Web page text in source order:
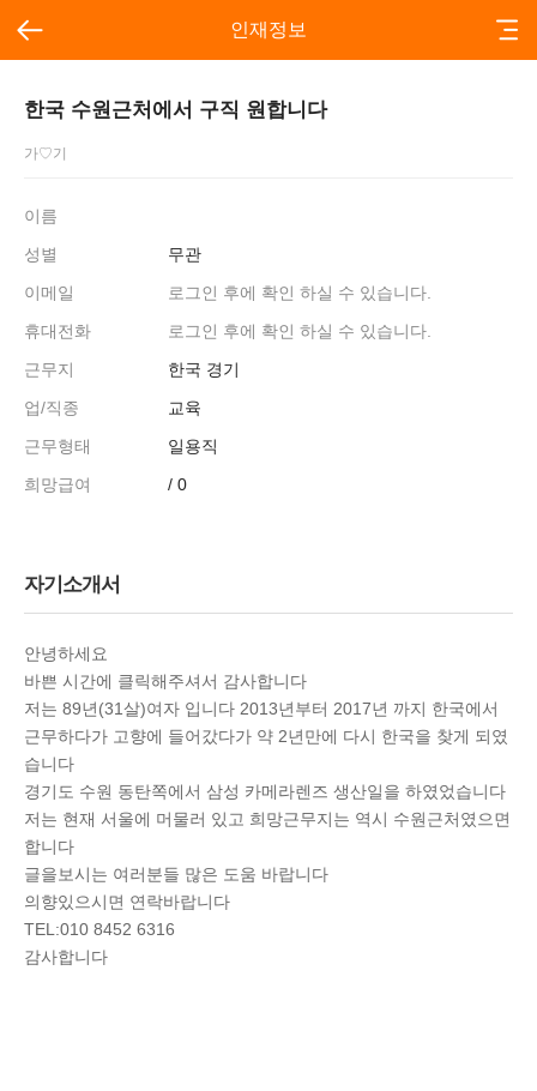
인재정보
한국 수원근처에서 구직 원합니다
가♡기
이름
성별
무관
이메일
로그인 후에 확인 하실 수 있습니다.
휴대전화
로그인 후에 확인 하실 수 있습니다.
근무지
한국 경기
업/직종
교육
근무형태
일용직
희망급여
/ 0
자기소개서
안녕하세요
바쁜 시간에 클릭해주셔서 감사합니다
저는 89년(31살)여자 입니다 2013년부터 2017년 까지 한국에서
근무하다가 고향에 들어갔다가 약 2년만에 다시 한국을 찾게 되였
습니다
경기도 수원 동탄쪽에서 삼성 카메라렌즈 생산일을 하였었습니다
저는 현재 서울에 머물러 있고 희망근무지는 역시 수원근처였으면
합니다
글을보시는 여러분들 많은 도움 바랍니다
의향있으시면 연락바랍니다
TEL:010 8452 6316
감사합니다